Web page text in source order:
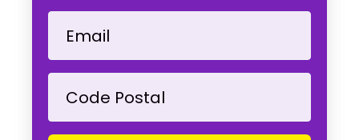
Email
Code Postal